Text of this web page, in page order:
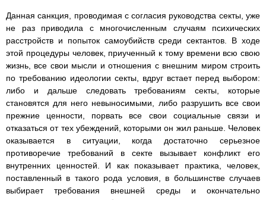
Данная санкция, проводимая с согласия руководства секты, уже
не раз приводила с многочисленным случаям психических
расстройств и попыток самоубийств среди сектантов. В ходе
этой процедуры человек, приученный к тому времени всю свою
жизнь, все свои мысли и отношения с внешним миром строить
по требованию идеологии секты, вдруг встает перед выбором:
либо и дальше следовать требованиям секты, которые
становятся для него невыносимыми, либо разрушить все свои
прежние ценности, порвать все свои социальные связи и
отказаться от тех убеждений, которыми он жил раньше. Человек
оказывается в ситуации, когда достаточно серьезное
противоречие требований в секте вызывает конфликт его
внутренних ценностей. И как показывает практика, человек,
поставленный в такого рода условия, в большинстве случаев
выбирает требования внешней среды и окончательно